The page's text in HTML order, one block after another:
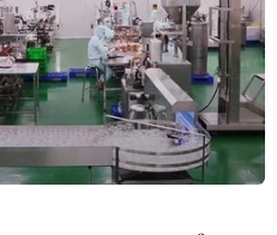
THỊ TÁM, KHÚC THANH
Quy định sử dụng